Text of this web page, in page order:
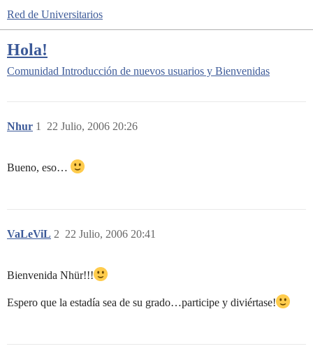
Red de Universitarios
Hola!
Comunidad Introducción de nuevos usuarios y Bienvenidas
Nhur 22 Julio, 2006 20:26
1
Bueno, eso…
VaLeViL 22 Julio, 2006 20:41
2
Bienvenida Nhür!!!
Espero que la estadía sea de su grado…participe y diviértase!